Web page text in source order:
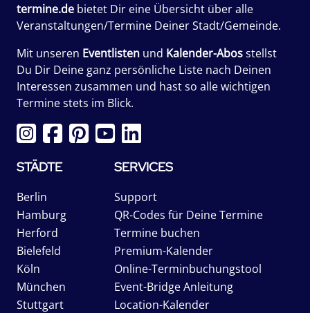
termine.de bietet Dir eine Übersicht über alle
Veranstaltungen/Termine Deiner Stadt/Gemeinde.
Mit unseren Eventlisten und Kalender-Abosstellst
Du Dir Deine ganz persönliche Liste nach Deinen
Interessen zusammen und hast so alle wichtigen
Termine stets im Blick.
STÄDTE
Berlin
Hamburg
Herford
Bielefeld
Köln
München
Stuttgart
SERVICES
Support
QR-Codes für Deine Termine
Termine buchen
Premium-Kalender
Online-Terminbuchungstool
Event-Bridge Anleitung
Location-Kalender